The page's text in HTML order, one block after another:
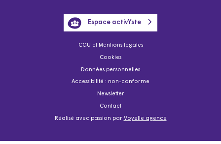
CGU et Mentions légales
Cookies
Données personnelles
Accessibilité : non-conforme
Newsletter
Contact
Réalisé avec passion par Voyelle agence
Espace activYste